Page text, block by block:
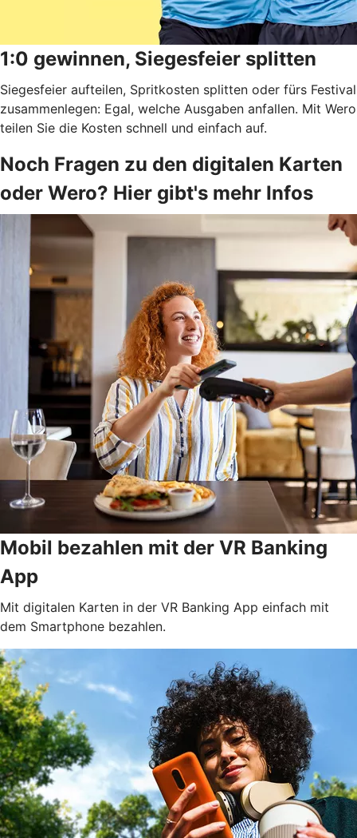
1:0 gewinnen, Siegesfeier splitten
Siegesfeier aufteilen, Spritkosten splitten oder fürs Festival
zusammenlegen: Egal, welche Ausgaben anfallen. Mit Wero
teilen Sie die Kosten schnell und einfach auf.
Noch Fragen zu den digitalen Karten
oder Wero? Hier gibt's mehr Infos
Mobil bezahlen mit der VR Banking
App
Mit digitalen Karten in der VR Banking App einfach mit
dem Smartphone bezahlen.